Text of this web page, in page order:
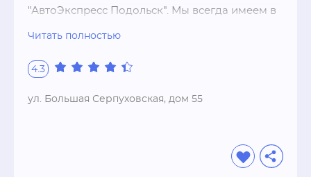
"АвтоЭкспресс Подольск". Мы всегда имеем в
поставкой автозапчастей на заказ, как новых,
так и бывших в употреблении (б/у).
Читать полностью
4.3
ул. Большая Серпуховская, дом 55